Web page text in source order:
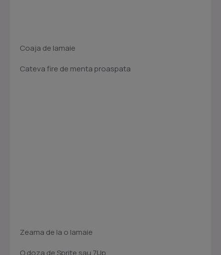
Coaja de lamaie
Cateva fire de menta proaspata
Zeama de la o lamaie